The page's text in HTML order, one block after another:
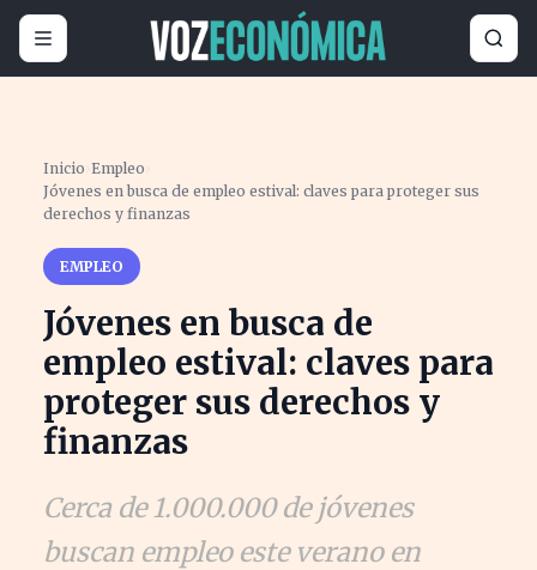
Inicio ›Empleo ›
Jóvenes en busca de empleo estival: claves para proteger sus
derechos y finanzas
EMPLEO
Jóvenes en busca de
empleo estival: claves para
proteger sus derechos y
finanzas
Cerca de 1.000.000 de jóvenes
buscan empleo este verano en